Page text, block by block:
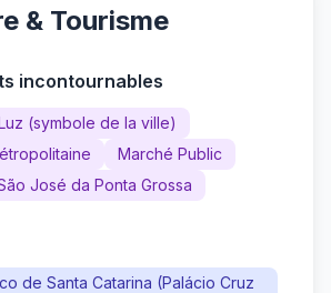
& Tourisme
incontournables
(symbole de la ville)
Marché Public
José da Ponta Grossa
de Santa Catarina (Palácio Cruz